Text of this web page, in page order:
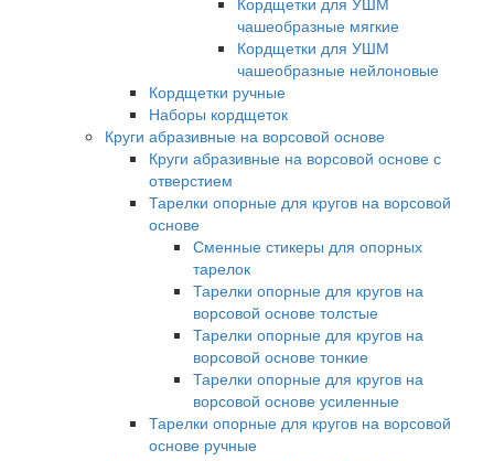
чашеобразные мягкие
Кордщетки для УШМ
чашеобразные нейлоновые
Кордщетки ручные
Наборы кордщеток
Круги абразивные на ворсовой основе
Круги абразивные на ворсовой основе с
отверстием
Тарелки опорные для кругов на ворсовой
основе
Сменные стикеры для опорных
тарелок
Тарелки опорные для кругов на
ворсовой основе толстые
Тарелки опорные для кругов на
ворсовой основе тонкие
Тарелки опорные для кругов на
ворсовой основе усиленные
Тарелки опорные для кругов на ворсовой
основе ручные